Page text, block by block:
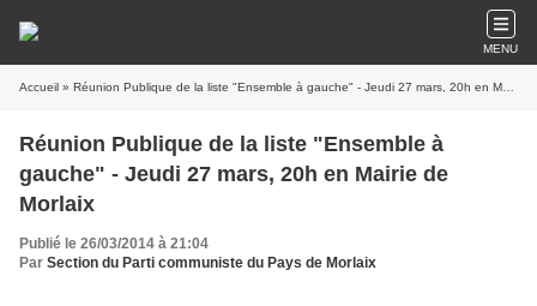
MENU
Accueil » Réunion Publique de la liste "Ensemble à gauche" - Jeudi 27 mars, 20h en Mairie de Morlaix
Réunion Publique de la liste "Ensemble à
gauche" - Jeudi 27 mars, 20h en Mairie de
Morlaix
Publié le 26/03/2014 à 21:04
Par Section du Parti communiste du Pays de Morlaix